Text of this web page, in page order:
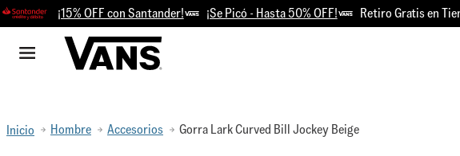
¡15% OFF con Santander! ¡Se Picó - Hasta 50% OFF! Retiro Gratis en Tiendas
Hombre Accesorios Gorra Lark Curved Bill Jockey Beige